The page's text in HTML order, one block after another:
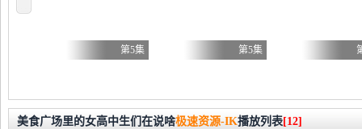
第5集 第5集
美食广场里的女高中生们在说啥极速资源-IK播放列表[12]